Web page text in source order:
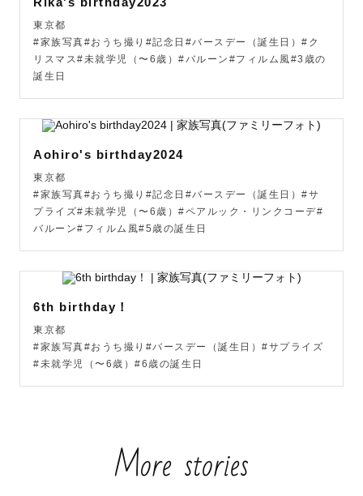
東京都
#家族写真#おうち撮り#記念日#バースデー（誕生日）#ク
リスマス#未就学児（〜6歳）#バルーン#フィルム風#3歳の
誕生日
Aohiro's birthday2024
東京都
#家族写真#おうち撮り#記念日#バースデー（誕生日）#サ
プライズ#未就学児（〜6歳）#ペアルック・リンクコーデ#
バルーン#フィルム風#5歳の誕生日
6th birthday！
東京都
#家族写真#おうち撮り#バースデー（誕生日）#サプライズ
#未就学児（〜6歳）#6歳の誕生日
More stories